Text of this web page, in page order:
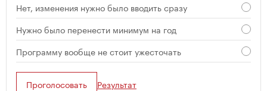
Нет, изменения нужно было вводить сразу
Нужно было перенести минимум на год
Программу вообще не стоит ужесточать
Проголосовать Результат